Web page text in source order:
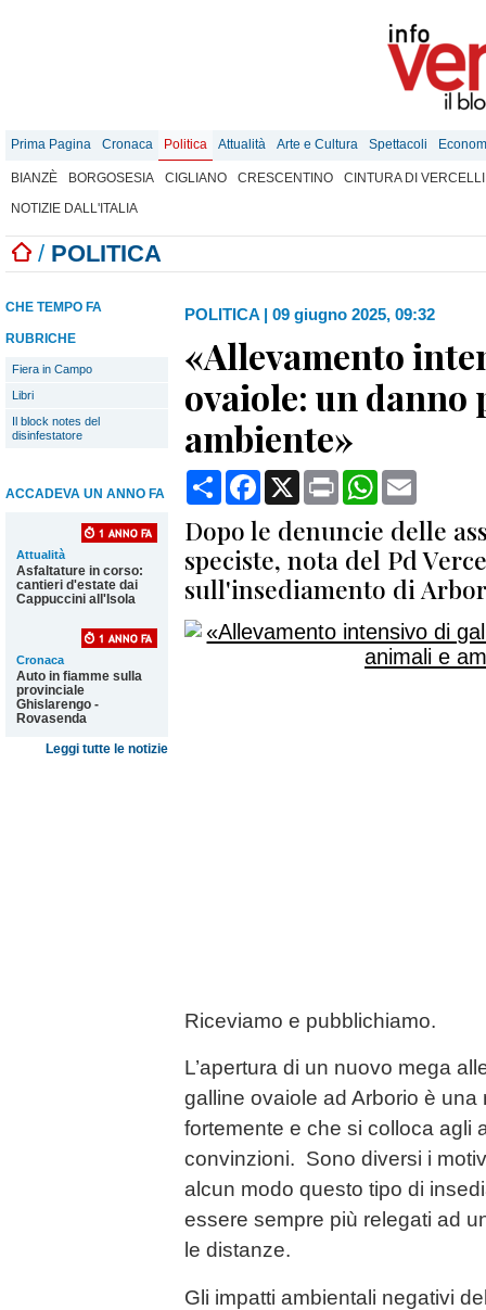
Prima Pagina Cronaca Politica Attualità Arte e Cultura Spettacoli
BIANZÈ BORGOSESIA CIGLIANO CRESCENTINO
CINTURA DI VERCELLI
NOTIZIE DALL'ITALIA
/ POLITICA
CHE TEMPO FA
RUBRICHE
Fiera in Campo
Libri
Il block notes del
disinfestatore
ACCADEVA UN ANNO FA
Attualità
Asfaltature in corso:
cantieri d'estate dai
Cappuccini all'Isola
Cronaca
Auto in fiamme sulla
provinciale
Ghislarengo -
Rovasenda
Leggi tutte le notizie
POLITICA | 09 giugno 2025, 09:32
«Allevamento
ovaiole: un danno
ambiente»
CondividiFacebook
X Print WhatsApp
Dopo le denuncie delle
speciste, nota del Pd
sull'insediamento di
Riceviamo e pubblichiamo.
L’apertura di un nuovo mega
galline ovaiole ad Arborio è
fortemente e che si colloca agli
convinzioni. Sono diversi i
alcun modo questo tipo di
essere sempre più relegati ad
le distanze.
Gli impatti ambientali negativi